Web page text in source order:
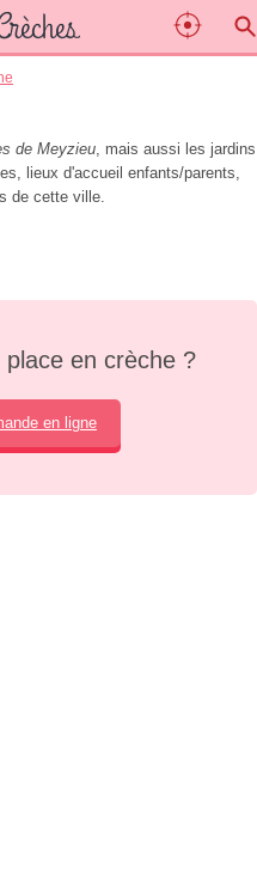
de Meyzieu, mais aussi les jardins
lieux d'accueil enfants/parents,
de cette ville.
en crèche ?
en ligne